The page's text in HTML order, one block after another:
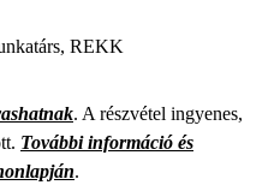
REKK
. A részvétel ingyenes,
További információ és
.